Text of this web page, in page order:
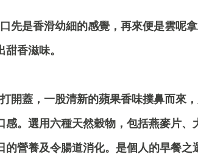
先是香滑幼細的感覺，再來便是雲呢
香滋味。
開蓋，一股清新的蘋果香味撲鼻而來
感。選用六種天然穀物，包括燕麥片
的營養及令腸道消化。是個人的早餐之